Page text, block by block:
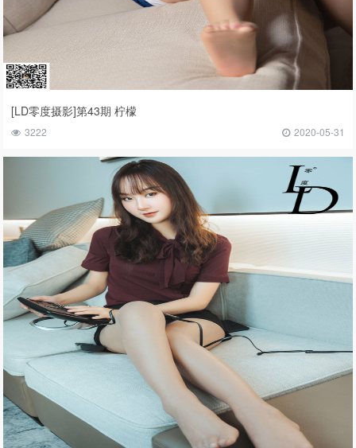
[LD零度摄影]第43期 柠檬
3222 2020-05-31